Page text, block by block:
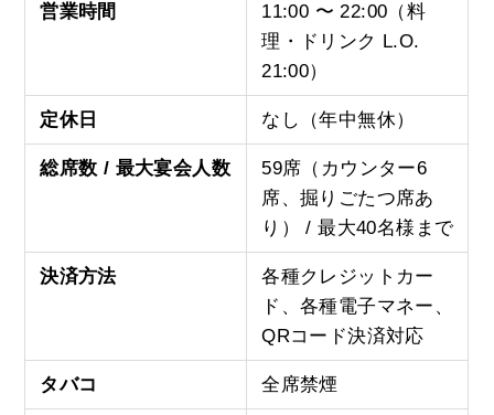
営業時間
11:00 〜 22:00（料
理・ドリンク L.O.
21:00）
定休日 なし（年中無休）
総席数 / 最大宴会人数
59席（カウンター6
席、掘りごたつ席あ
り） / 最大40名様まで
決済方法
各種クレジットカー
ド、各種電子マネー、
QRコード決済対応
タバコ 全席禁煙